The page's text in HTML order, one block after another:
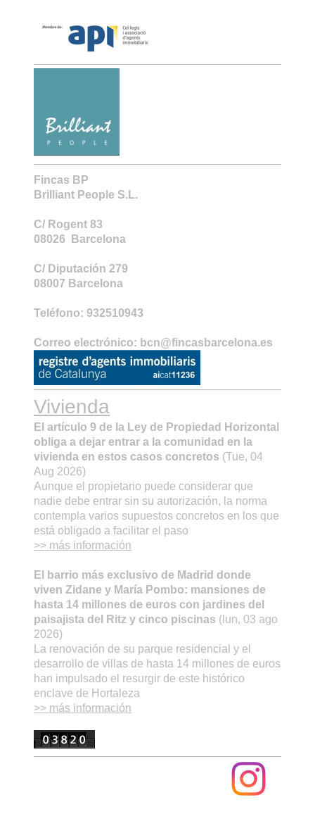
Fincas BP
Brilliant People S.L.
C/ Rogent 83
08026 Barcelona
C/ Diputación 279
08007 Barcelona
Teléfono: 932510943
Correo electrónico: bcn@fincasbarcelona.es
Vivienda
El artículo 9 de la Ley de Propiedad Horizontal
obliga a dejar entrar a la comunidad en la
vivienda en estos casos concretos (Tue, 04
Aug 2026)
Aunque el propietario puede considerar que
nadie debe entrar sin su autorización, la norma
contempla varios supuestos concretos en los que
está obligado a facilitar el paso
>> más información
El barrio más exclusivo de Madrid donde
viven Zidane y María Pombo: mansiones de
hasta 14 millones de euros con jardines del
paisajista del Ritz y cinco piscinas (lun, 03 ago
2026)
La renovación de su parque residencial y el
desarrollo de villas de hasta 14 millones de euros
han impulsado el resurgir de este histórico
enclave de Hortaleza
>> más información